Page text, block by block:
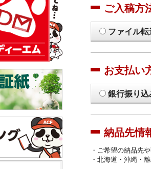
ご入稿方
ファイル
お支払い
銀行振り込
納品先情
・ご希望の納品先
・北海道・沖縄・